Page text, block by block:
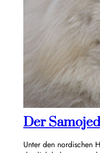
Der
Unter den nordischen